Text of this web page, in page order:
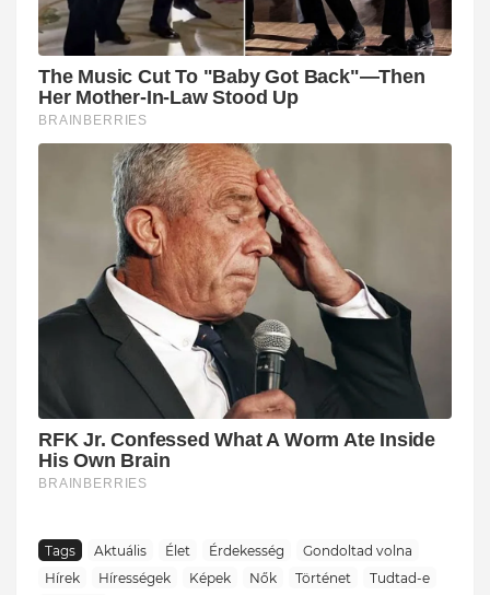
Tags Aktuális Élet Érdekesség
Gondoltad volna
Hírek
Hírességek Képek Nők Történet
Tudtad-e